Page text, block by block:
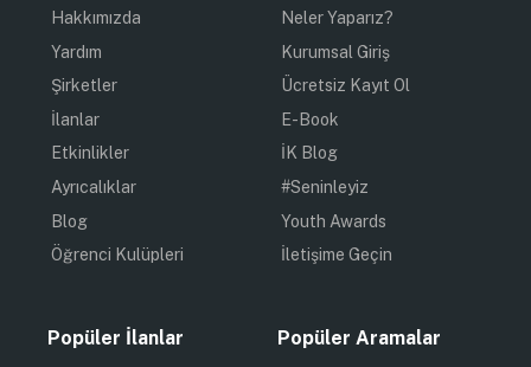
Hakkımızda
Yardım
Şirketler
İlanlar
Etkinlikler
Ayrıcalıklar
Blog
Öğrenci Kulüpleri
Neler Yaparız?
Kurumsal Giriş
Ücretsiz Kayıt Ol
E-Book
İK Blog
#Seninleyiz
Youth Awards
İletişime Geçin
Popüler İlanlar Popüler Aramalar